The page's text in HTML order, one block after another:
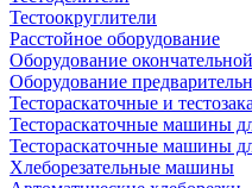
Тестоокруглители
Расстойное оборудование
Оборудование
Оборудование
Тестораскаточные и
Тестораскаточные машины
Тестораскаточные машины
Хлеборезательные машины